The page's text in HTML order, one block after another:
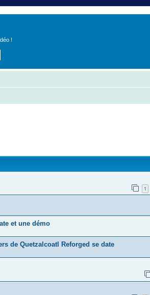
!
1
et une démo
de Quetzalcoatl Reforged se date